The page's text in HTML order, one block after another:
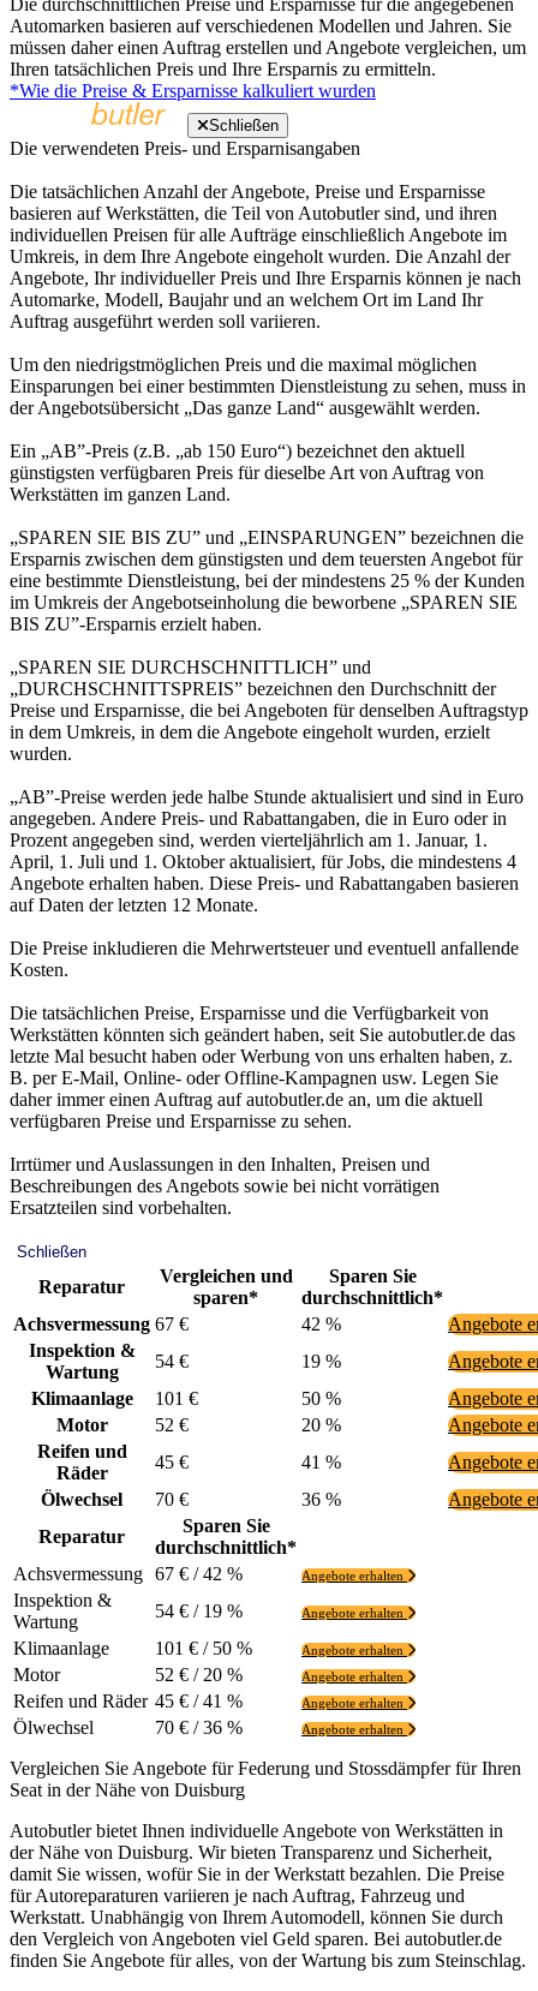
Automarken basieren auf verschiedenen Modellen und Jahren. Sie
müssen daher einen Auftrag erstellen und Angebote vergleichen, um
Ihren tatsächlichen Preis und Ihre Ersparnis zu ermitteln.
*Wie die Preise & Ersparnisse kalkuliert wurden
Schließen
Die verwendeten Preis- und Ersparnisangaben
Die tatsächlichen Anzahl der Angebote, Preise und Ersparnisse
basieren auf Werkstätten, die Teil von Autobutler sind, und ihren
individuellen Preisen für alle Aufträge einschließlich Angebote im
Umkreis, in dem Ihre Angebote eingeholt wurden. Die Anzahl der
Angebote, Ihr individueller Preis und Ihre Ersparnis können je nach
Automarke, Modell, Baujahr und an welchem Ort im Land Ihr
Auftrag ausgeführt werden soll variieren.
Um den niedrigstmöglichen Preis und die maximal möglichen
Einsparungen bei einer bestimmten Dienstleistung zu sehen, muss in
der Angebotsübersicht „Das ganze Land“ ausgewählt werden.
Ein „AB”-Preis (z.B. „ab 150 Euro“) bezeichnet den aktuell
günstigsten verfügbaren Preis für dieselbe Art von Auftrag von
Werkstätten im ganzen Land.
„SPAREN SIE BIS ZU” und „EINSPARUNGEN” bezeichnen die
Ersparnis zwischen dem günstigsten und dem teuersten Angebot für
eine bestimmte Dienstleistung, bei der mindestens 25 % der Kunden
im Umkreis der Angebotseinholung die beworbene „SPAREN SIE
BIS ZU”-Ersparnis erzielt haben.
„SPAREN SIE DURCHSCHNITTLICH” und
„DURCHSCHNITTSPREIS” bezeichnen den Durchschnitt der
Preise und Ersparnisse, die bei Angeboten für denselben Auftragstyp
in dem Umkreis, in dem die Angebote eingeholt wurden, erzielt
wurden.
„AB”-Preise werden jede halbe Stunde aktualisiert und sind in Euro
angegeben. Andere Preis- und Rabattangaben, die in Euro oder in
Prozent angegeben sind, werden vierteljährlich am 1. Januar, 1.
April, 1. Juli und 1. Oktober aktualisiert, für Jobs, die mindestens 4
Angebote erhalten haben. Diese Preis- und Rabattangaben basieren
auf Daten der letzten 12 Monate.
Die Preise inkludieren die Mehrwertsteuer und eventuell anfallende
Kosten.
Die tatsächlichen Preise, Ersparnisse und die Verfügbarkeit von
Werkstätten könnten sich geändert haben, seit Sie autobutler.de das
letzte Mal besucht haben oder Werbung von uns erhalten haben, z.
B. per E-Mail, Online- oder Offline-Kampagnen usw. Legen Sie
daher immer einen Auftrag auf autobutler.de an, um die aktuell
verfügbaren Preise und Ersparnisse zu sehen.
Irrtümer und Auslassungen in den Inhalten, Preisen und
Beschreibungen des Angebots sowie bei nicht vorrätigen
Ersatzteilen sind vorbehalten.
Schließen
Reparatur
Vergleichen und
sparen*
Sparen Sie
durchschnittlich*
Achsvermessung 67 € 42 %
Angebote
Inspektion &
Wartung
54 € 19 %
Angebote
Klimaanlage
101 € 50 %
Angebote
Motor
52 € 20 %
Angebote
Reifen und
Räder
45 € 41 %
Angebote
Ölwechsel
70 € 36 %
Angebote
Reparatur
Sparen Sie
durchschnittlich*
Achsvermessung 67 € / 42 % Angebote erhalten
Inspektion &
Wartung
54 € / 19 % Angebote erhalten
Klimaanlage 101 € / 50 % Angebote erhalten
Motor 52 € / 20 % Angebote erhalten
Reifen und Räder 45 € / 41 % Angebote erhalten
Ölwechsel 70 € / 36 % Angebote erhalten
Vergleichen Sie Angebote für Federung und Stossdämpfer für Ihren
Seat in der Nähe von Duisburg
Autobutler bietet Ihnen individuelle Angebote von Werkstätten in
der Nähe von Duisburg. Wir bieten Transparenz und Sicherheit,
damit Sie wissen, wofür Sie in der Werkstatt bezahlen. Die Preise
für Autoreparaturen variieren je nach Auftrag, Fahrzeug und
Werkstatt. Unabhängig von Ihrem Automodell, können Sie durch
den Vergleich von Angeboten viel Geld sparen. Bei autobutler.de
finden Sie Angebote für alles, von der Wartung bis zum Steinschlag.